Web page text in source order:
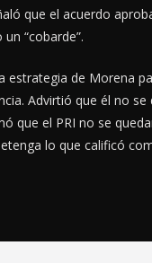
que el acuerdo
“cobarde”.
estrategia de Morena
Advirtió que él no se
que el PRI no se
lo que calificó